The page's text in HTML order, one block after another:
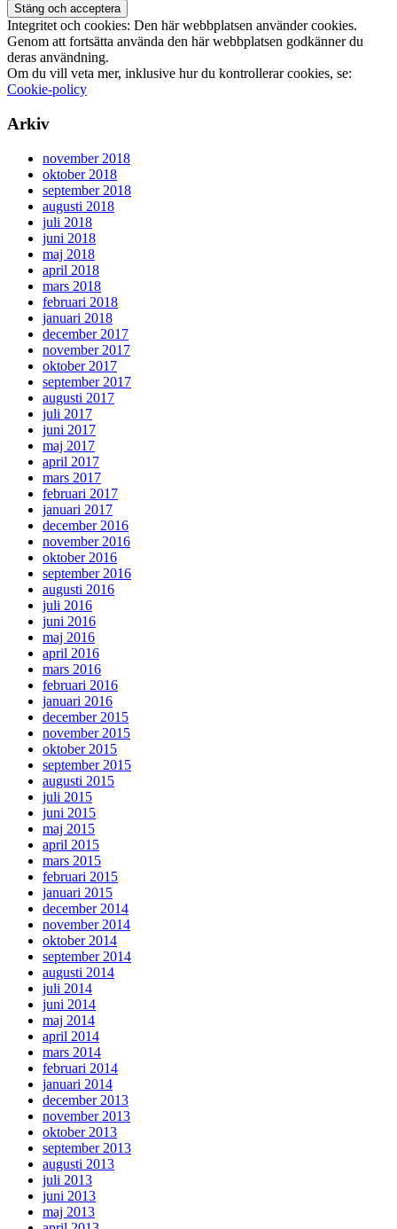
Integritet och cookies: Den här webbplatsen använder cookies.
Genom att fortsätta använda den här webbplatsen godkänner du
deras användning.
Om du vill veta mer, inklusive hur du kontrollerar cookies, se:
Cookie-policy
Arkiv
november 2018
oktober 2018
september 2018
augusti 2018
juli 2018
juni 2018
maj 2018
april 2018
mars 2018
februari 2018
januari 2018
december 2017
november 2017
oktober 2017
september 2017
augusti 2017
juli 2017
juni 2017
maj 2017
april 2017
mars 2017
februari 2017
januari 2017
december 2016
november 2016
oktober 2016
september 2016
augusti 2016
juli 2016
juni 2016
maj 2016
april 2016
mars 2016
februari 2016
januari 2016
december 2015
november 2015
oktober 2015
september 2015
augusti 2015
juli 2015
juni 2015
maj 2015
april 2015
mars 2015
februari 2015
januari 2015
december 2014
november 2014
oktober 2014
september 2014
augusti 2014
juli 2014
juni 2014
maj 2014
april 2014
mars 2014
februari 2014
januari 2014
december 2013
november 2013
oktober 2013
september 2013
augusti 2013
juli 2013
juni 2013
maj 2013